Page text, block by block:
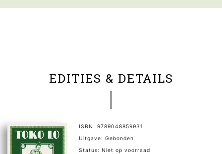
EDITIES & DETAILS
ISBN: 9789048859931
Uitgave: Gebonden
Status: Niet op voorraad